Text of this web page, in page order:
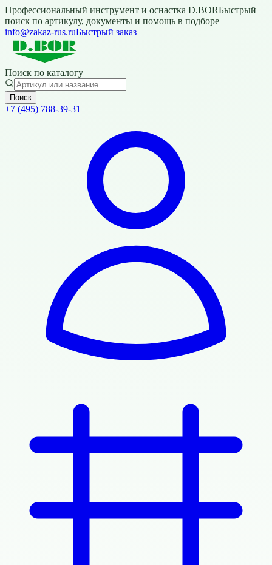
Профессиональный инструмент и оснастка D.BORБыстрый
поиск по артикулу, документы и помощь в подборе
info@zakaz-rus.ruБыстрый заказ
Поиск по каталогу
Поиск
+7 (495) 788-39-31